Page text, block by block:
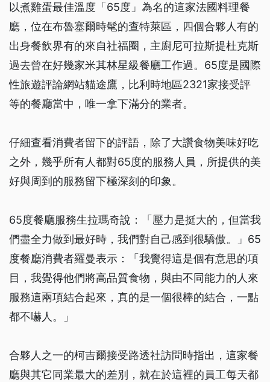
以煮雞蛋最佳溫度「65度」為名的這家法國料理餐
廳，位在布魯塞爾時髦的查特萊區，四個合夥人有的
出身餐飲界有的來自社福圈，主廚尼可拉斯提杜克斯
過去曾在好幾家米其林星級餐廳工作過。65度是國際
性旅遊評論網站貓途鷹，比利時地區2321家接受評
等的餐廳當中，唯一拿下滿分的業者。
仔細查看消費者留下的評語，除了大讚食物美味好吃
之外，幾乎所有人都對65度的服務人員，所提供的美
好與周到的服務留下極深刻的印象。
65度餐廳服務生拉瑪奇說：「壓力是挺大的，但當我
們盡全力做到最好時，我們對自己感到很驕傲。」65
度餐廳消費者羅曼表示：「我覺得這是個有意思的項
目，我覺得他們將高品質食物，與由不同能力的人來
服務這兩項結合起來，真的是一個很棒的結合，一點
都不嚇人。」
合夥人之一的柯吉爾接受路透社訪問時指出，這家餐
廳與其它同業最大的差別，就在於這裡的員工每天都